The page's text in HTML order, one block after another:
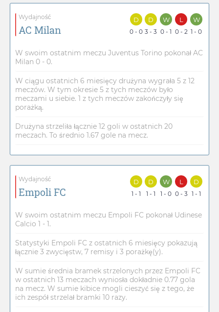
Wydajność
AC Milan
D
0 - 0
D
3 - 3
W
0 - 1
L
0 - 2
W
1 - 0
W swoim ostatnim meczu Juventus Torino pokonał AC
Milan 0 - 0.
W ciągu ostatnich 6 miesięcy drużyna wygrała 5 z 12
meczów. W tym okresie 5 z tych meczów było
meczami u siebie. 1 z tych meczów zakończyły się
porażką.
Drużyna strzeliła łącznie 12 goli w ostatnich 20
meczach. To średnio 1.67 gole na mecz.
Wydajność
Empoli FC
D
1 - 1
D
1 - 1
W
1 - 0
L
0 - 3
D
1 - 1
W swoim ostatnim meczu Empoli FC pokonał Udinese
Calcio 1 - 1.
Statystyki Empoli FC z ostatnich 6 miesięcy pokazują
łącznie 3 zwycięstw, 7 remisy i 3 porażkę(y).
W sumie średnia bramek strzelonych przez Empoli FC
w ostatnich 13 meczach wyniosła dokładnie 0.77 gola
na mecz. W sumie kibice mogli cieszyć się z tego, że
ich zespół strzelał bramki 10 razy.